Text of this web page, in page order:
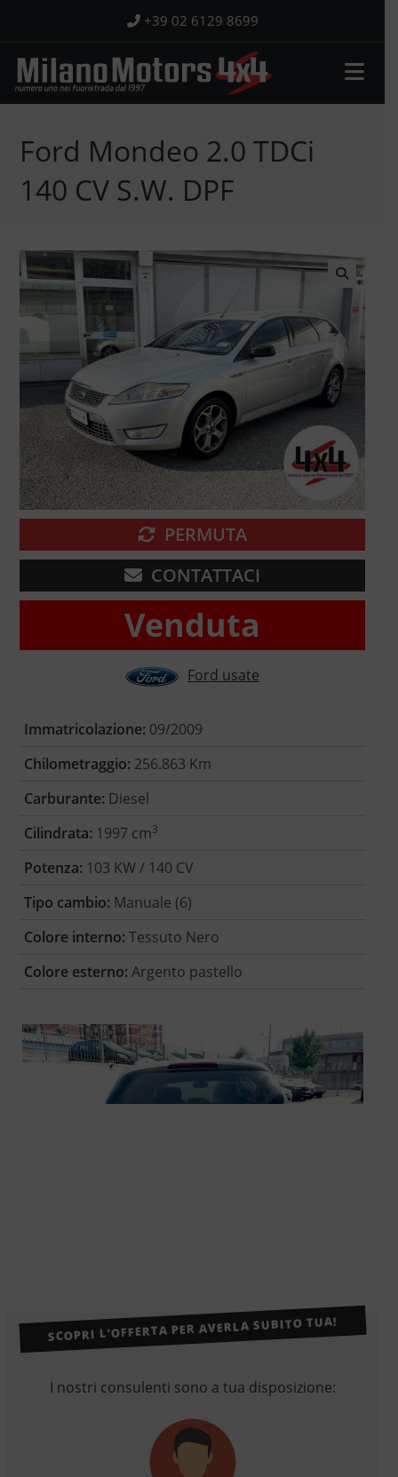
contenuto
+39 02 6129 8699
Ford Mondeo 2.0 TDCi
140 CV S.W. DPF
PERMUTA
CONTATTACI
Venduta
Ford usate
Immatricolazione: 09/2009
Chilometraggio: 256.863 Km
Carburante: Diesel
Cilindrata: 1997 cm3
Potenza: 103 KW / 140 CV
Tipo cambio: Manuale (6)
Colore interno: Tessuto Nero
Colore esterno: Argento pastello
SCOPRI L’OFFERTA PER AVERLA SUBITO TUA!
I nostri consulenti sono a tua disposizione: